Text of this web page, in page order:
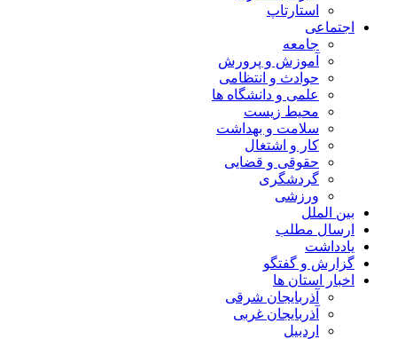
استارتاپ
اجتماعی
جامعه
آموزش و پرورش
حوادث و انتظامی
علمی و دانشگاه ها
محیط زیست
سلامت و بهداشت
کار و اشتغال
حقوقی و قضایی
گردشگری
ورزشی
بین الملل
ارسال مطلب
یادداشت
گزارش و گفتگو
اخبار استان ها
آذربایجان شرقی
آذربایجان غربی
اردبیل